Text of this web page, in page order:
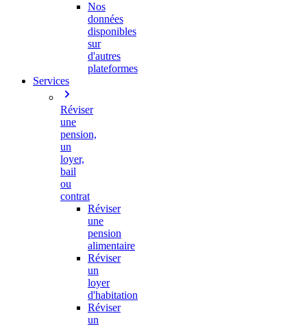
Nos
données
disponibles
sur
d'autres
plateformes
Services
Réviser
une
pension,
un
loyer,
bail
ou
contrat
Réviser
une
pension
alimentaire
Réviser
un
loyer
d'habitation
Réviser
un